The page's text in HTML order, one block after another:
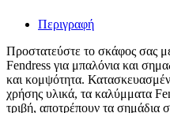
Περιγραφή
Προστατεύστε το σκάφος σας
Fendress για μπαλόνια και
και κομψότητα.
χρήσης υλικά, τα καλύμματα
τριβή, αποτρέπουν τα σημάδια